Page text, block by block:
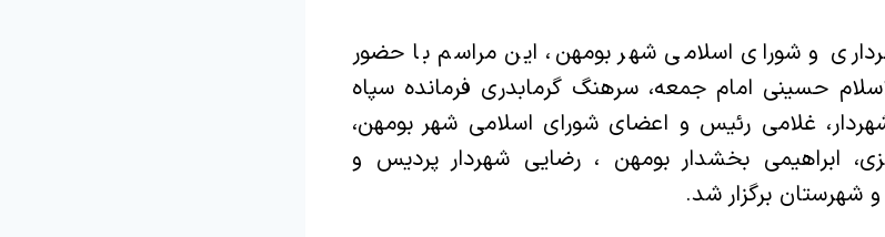
و شورای اسلامی شهر بومهن، این مراسم با حضور
حسینی امام جمعه، سرهنگ گرمابدری فرمانده سپاه
غلامی رئیس و اعضای شورای اسلامی شهر بومهن،
ابراهیمی بخشدار بومهن ، رضایی شهردار پردیس و
شهرستان برگزار شد.‌